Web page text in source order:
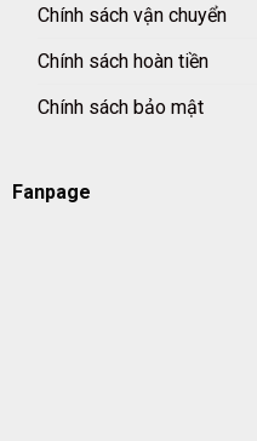
Chính sách vận chuyển
Chính sách hoàn tiền
Chính sách bảo mật
Fanpage